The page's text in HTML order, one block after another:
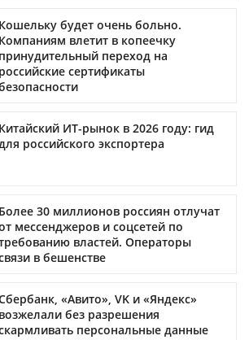
Кошельку будет очень больно.
Компаниям влетит в копеечку
принудительный переход на
российские сертификаты
Китайский ИТ-рынок в 2026 году: гид
российского экспортера
Более 30 миллионов россиян отлучат
мессенджеров и соцсетей по
властей. Операторы
в бешенстве
«Авито», VK и «Яндекс»
возжелали без разрешения
персональные данные